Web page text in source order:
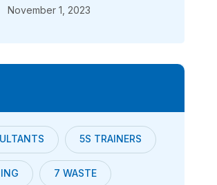
November 1, 2023
5S TRAINERS
7 WASTE